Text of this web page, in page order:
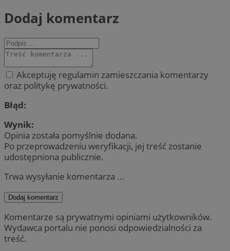
Dodaj komentarz
Akceptuję regulamin zamieszczania komentarzy
oraz politykę prywatności.
Błąd:
Wynik:
Opinia została pomyślnie dodana.
Po przeprowadzeniu weryfikacji, jej treść zostanie
udostępniona publicznie.
Trwa wysyłanie komentarza ...
Dodaj komentarz
Komentarze są prywatnymi opiniami użytkowników.
Wydawca portalu nie ponosi odpowiedzialności za
treść.